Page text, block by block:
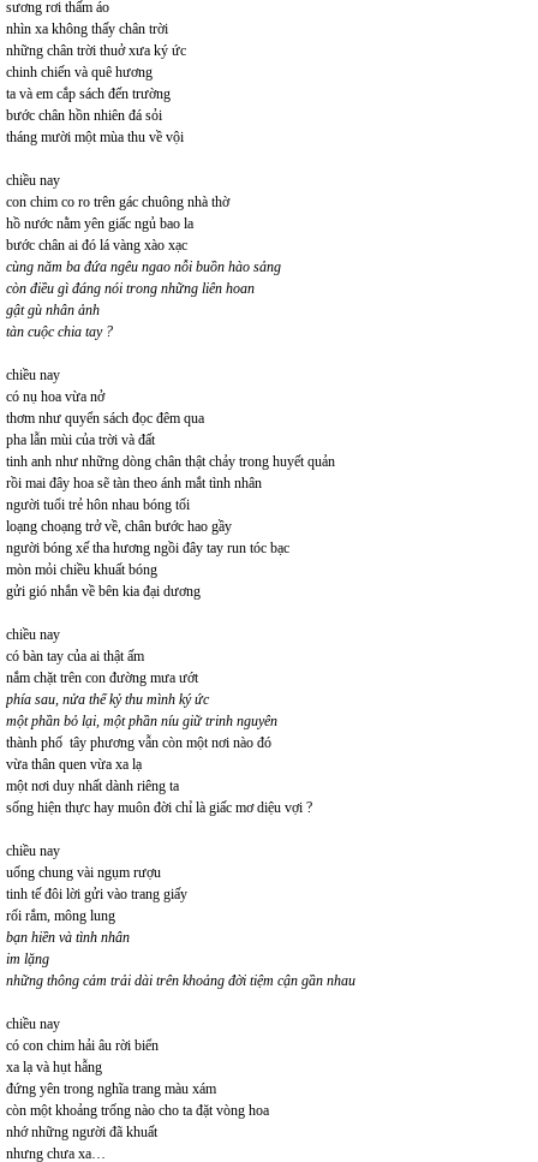
sương rơi thấm áo
nhìn xa không thấy chân trời
những chân trời thuở xưa ký ức
chinh chiến và quê hương
ta và em cắp sách đến trường
bước chân hồn nhiên đá sỏi
tháng mười một mùa thu về vội
chiều nay
con chim co ro trên gác chuông nhà thờ
hồ nước nằm yên giấc ngủ bao la
bước chân ai đó lá vàng xào xạc
cùng năm ba đứa ngêu ngao nỗi buồn hào sảng
còn điều gì đáng nói trong những liên hoan
gật gù nhân ảnh
tàn cuộc chia tay ?
chiều nay
có nụ hoa vừa nở
thơm như quyển sách đọc đêm qua
pha lẫn mùi của trời và đất
tinh anh như những dòng chân thật chảy trong huyết quản
rồi mai đây hoa sẽ tàn theo ánh mắt tình nhân
người tuổi trẻ hôn nhau bóng tối
loạng choạng trở về, chân bước hao gầy
người bóng xế tha hương ngồi đây tay run tóc bạc
mòn mỏi chiều khuất bóng
gửi gió nhắn về bên kia đại dương
chiều nay
có bàn tay của ai thật ấm
nắm chặt trên con đường mưa ướt
phía sau, nửa thế kỷ thu mình ký ức
một phần bỏ lại, một phần níu giữ trinh nguyên
thành phố tây phương vẫn còn một nơi nào đó
vừa thân quen vừa xa lạ
một nơi duy nhất dành riêng ta
sống hiện thực hay muôn đời chỉ là giấc mơ diệu vợi ?
chiều nay
uống chung vài ngụm rượu
tinh tế đôi lời gửi vào trang giấy
rối rắm, mông lung
bạn hiền và tình nhân
im lặng
những thông cảm trải dài trên khoảng đời tiệm cận gần nhau
chiều nay
có con chim hải âu rời biển
xa lạ và hụt hẫng
đứng yên trong nghĩa trang màu xám
còn một khoảng trống nào cho ta đặt vòng hoa
nhớ những người đã khuất
nhưng chưa xa…